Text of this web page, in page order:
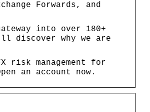
Forwards, and
into over 180+
discover why we are
risk management for
an account now.